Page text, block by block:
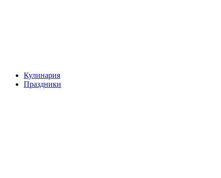
Кулинария
Праздники